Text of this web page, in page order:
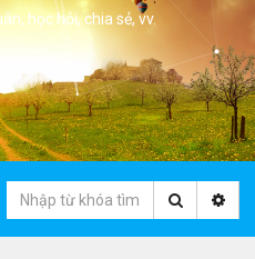
học hỏi, chia sẻ, vv.